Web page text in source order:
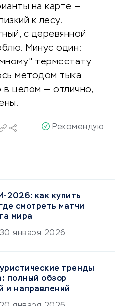
на карте —
к лесу.
с деревянной
Минус один:
термостату
методом тыка
в целом — отлично,
Рекомендую
2026: как купить
смотреть матчи
мира
30 января 2026
тренды
полный обзор
и направлений